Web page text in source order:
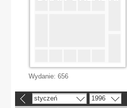
Wydanie: 656
styczeń 1996